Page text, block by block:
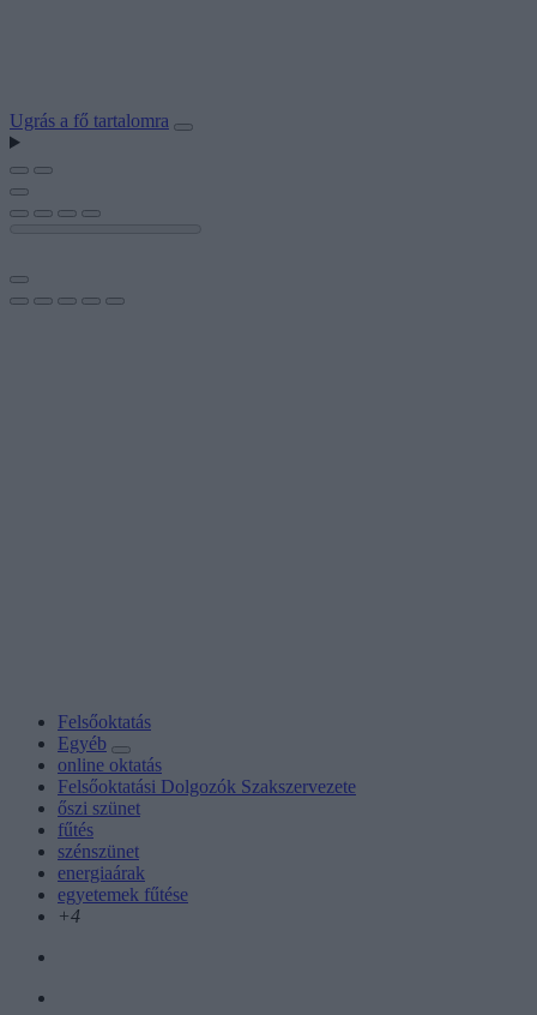
Ugrás a fő tartalomra
Felsőoktatás
Egyéb
online oktatás
Felsőoktatási Dolgozók Szakszervezete
őszi szünet
fűtés
szénszünet
energiaárak
egyetemek fűtése
+4